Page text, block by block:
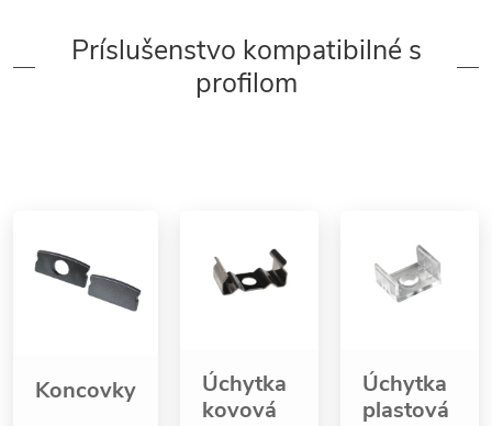
Príslušenstvo kompatibilné s
profilom
Koncovky
Úchytka
kovová
Úchytka
plastová